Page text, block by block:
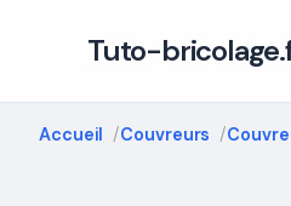
Tuto-
Accueil Couvreurs